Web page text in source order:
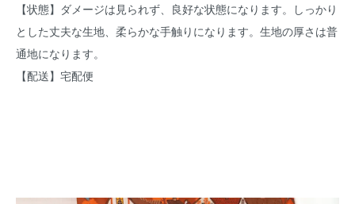
【状態】ダメージは見られず、良好な状態になります。しっかり
とした丈夫な生地、柔らかな手触りになります。生地の厚さは普
通地になります。
【配送】宅配便